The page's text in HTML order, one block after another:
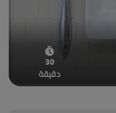
30
دقيقة